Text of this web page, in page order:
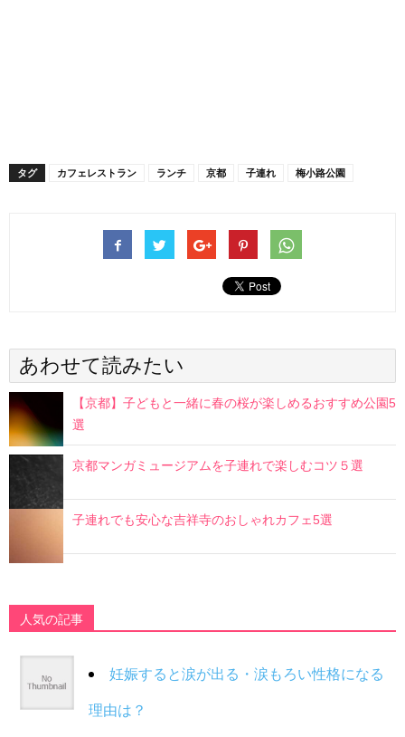
タグ カフェレストラン ランチ 京都 子連れ 梅小路公園
あわせて読みたい
【京都】子どもと一緒に春の桜が楽しめるおすすめ公園5
選
京都マンガミュージアムを子連れで楽しむコツ５選
子連れでも安心な吉祥寺のおしゃれカフェ5選
人気の記事
妊娠すると涙が出る・涙もろい性格になる
理由は？